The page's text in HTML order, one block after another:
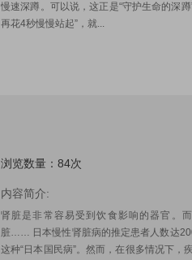
慢速深蹲。可以说，这正是“守护生命的深
再花4秒慢慢站起”，就...
浏览数量：84次
内容简介:
肾脏是非常容易受到饮食影响的器官。
脏…… 日本慢性肾脏病的推定患者人数达
这种“日本国民病”。然而，在很多情况下，